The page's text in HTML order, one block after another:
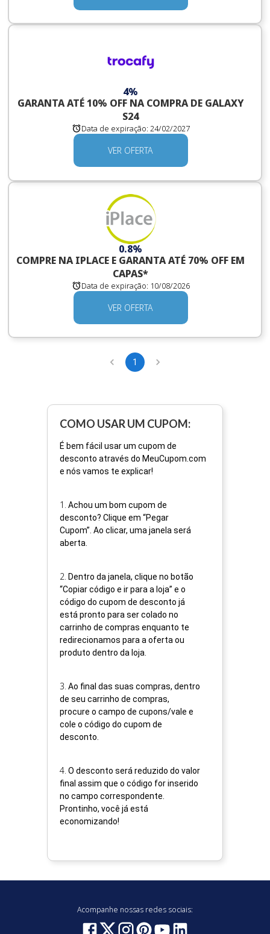
4%
GARANTA ATÉ 10% OFF NA COMPRA DE GALAXY
S24
Data de expiração: 24/02/2027
VER OFERTA
0.8%
COMPRE NA IPLACE E GARANTA ATÉ 70% OFF EM
CAPAS*
Data de expiração: 10/08/2026
VER OFERTA
1
COMO USAR UM CUPOM:
É bem fácil usar um cupom de
desconto através do MeuCupom.com
e nós vamos te explicar!
1 . Achou um bom cupom de
desconto? Clique em “Pegar
Cupom”. Ao clicar, uma janela será
aberta.
2. Dentro da janela, clique no botão
“Copiar código e ir para a loja” e o
código do cupom de desconto já
está pronto para ser colado no
carrinho de compras enquanto te
redirecionamos para a oferta ou
produto dentro da loja.
3. Ao final das suas compras, dentro
de seu carrinho de compras,
procure o campo de cupons/vale e
cole o código do cupom de
desconto.
4. O desconto será reduzido do valor
final assim que o código for inserido
no campo correspondente.
Prontinho, você já está
economizando!
Acompanhe nossas redes sociais: